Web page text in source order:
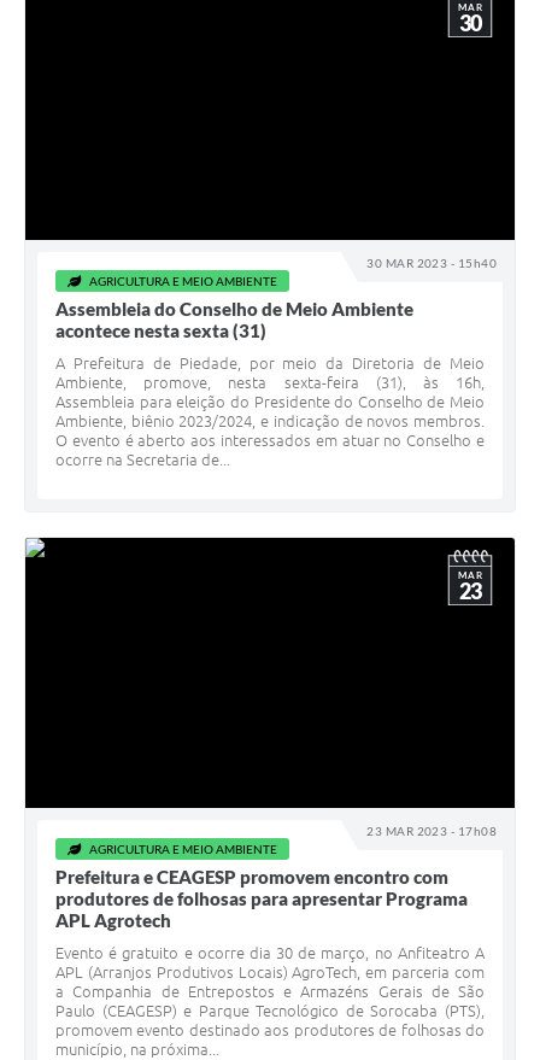
30 MAR 2023 - 15h40
MAR
30
AGRICULTURA E MEIO AMBIENTE
Assembleia do Conselho de Meio Ambiente
acontece nesta sexta (31)
A Prefeitura de Piedade, por meio da Diretoria de Meio
Ambiente, promove, nesta sexta-feira (31), às 16h,
Assembleia para eleição do Presidente do Conselho de Meio
Ambiente, biênio 2023/2024, e indicação de novos membros.
O evento é aberto aos interessados em atuar no Conselho e
ocorre na Secretaria de...
23 MAR 2023 - 17h08
MAR
23
AGRICULTURA E MEIO AMBIENTE
Prefeitura e CEAGESP promovem encontro com
produtores de folhosas para apresentar Programa
APL Agrotech
Evento é gratuito e ocorre dia 30 de março, no Anfiteatro A
APL (Arranjos Produtivos Locais) AgroTech, em parceria com
a Companhia de Entrepostos e Armazéns Gerais de São
Paulo (CEAGESP) e Parque Tecnológico de Sorocaba (PTS),
promovem evento destinado aos produtores de folhosas do
município, na próxima...